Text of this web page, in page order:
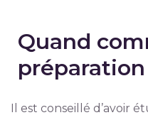
Quand
préparation
Il est conseillé d’avoir